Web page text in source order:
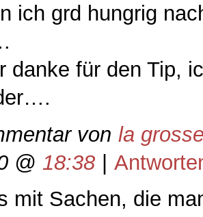
ich grd hungrig
danke für den Tip,
von la
@ 18:38 |
mit Sachen, die